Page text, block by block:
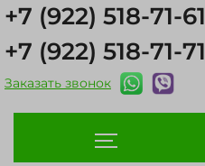
+7 (922) 518-71-61
+7 (922) 518-71-71
Заказать звонок